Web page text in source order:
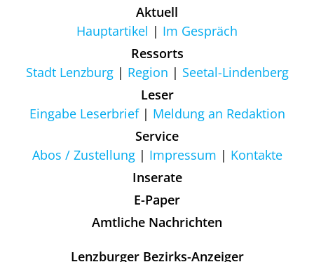
Aktuell
Hauptartikel
Im Gespräch
Ressorts
Stadt Lenzburg
Region
Seetal-Lindenberg
Leser
Eingabe Leserbrief
Meldung an Redaktion
Service
Abos / Zustellung
Impressum
Kontakte
Inserate
E-Paper
Amtliche Nachrichten
Lenzburger Bezirks-Anzeiger